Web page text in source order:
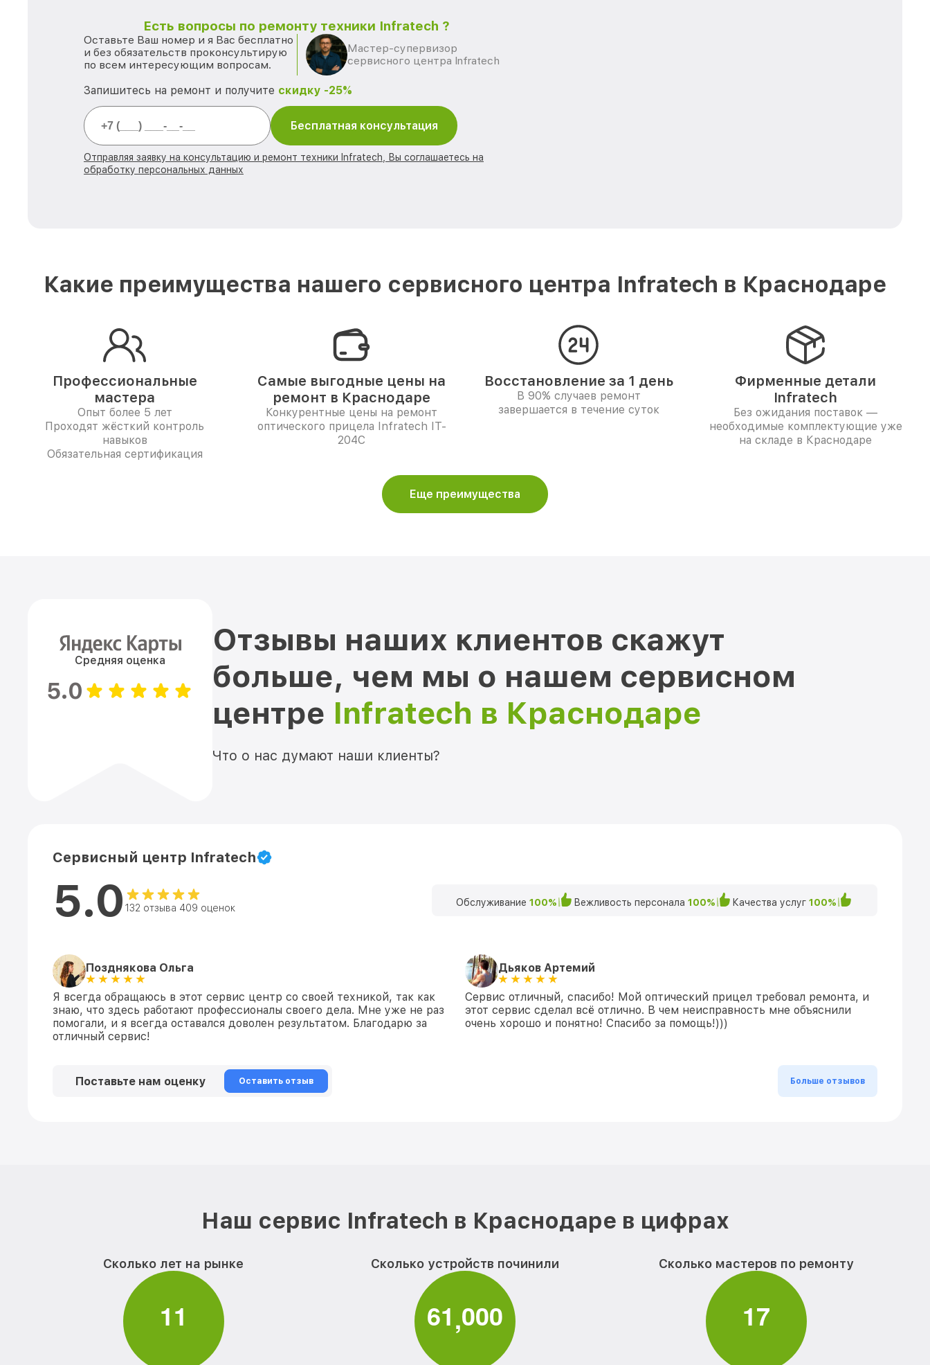
Есть вопросы по ремонту техники Infratech ?
Оставьте Ваш номер и я Вас бесплатно
и без обязательств проконсультирую
по всем интересующим вопросам.
Мастер-супервизор
сервисного центра Infratech
Запишитесь на ремонт и получите скидку -25%
Бесплатная консультация
Отправляя заявку на консультацию и ремонт техники Infratech, Вы соглашаетесь на
обработку персональных данных
Какие преимущества нашего сервисного центра Infratech в Краснодаре
Профессиональные
мастера
Опыт более 5 лет
Проходят жёсткий контроль
навыков
Обязательная сертификация
Самые выгодные цены на
ремонт в Краснодаре
Конкурентные цены на ремонт
оптического прицела Infratech IT-
204C
Восстановление за 1 день
В 90% случаев ремонт
завершается в течение суток
Фирменные детали
Infratech
Без ожидания поставок —
необходимые комплектующие уже
на складе в Краснодаре
Еще преимущества
Средняя оценка
5.0
Отзывы наших клиентов скажут
больше, чем мы о нашем сервисном
центре Infratech в Краснодаре
Что о нас думают наши клиенты?
Сервисный центр Infratech
5.0 132 отзыва 409 оценок Обслуживание 100% Вежливость персонала 100% Качества услуг 100%
Позднякова Ольга
Я всегда обращаюсь в этот сервис центр со своей техникой, так как
знаю, что здесь работают профессионалы своего дела. Мне уже не раз
помогали, и я всегда оставался доволен результатом. Благодарю за
отличный сервис!
Дьяков Артемий
Сервис отличный, спасибо! Мой оптический прицел требовал ремонта, и
этот сервис сделал всё отлично. В чем неисправность мне объяснили
очень хорошо и понятно! Спасибо за помощь!)))
Поставьте нам оценку Оставить отзыв Больше отзывов
Наш сервис Infratech в Краснодаре в цифрах
Сколько лет на рынке
11
Сколько устройств починили
61,000
Сколько мастеров по ремонту
17